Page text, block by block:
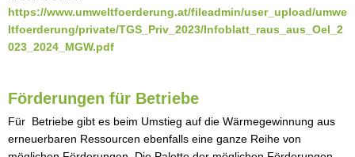
https://www.umweltfoerderung.at/fileadmin/user_upload/umwe
ltfoerderung/private/TGS_Priv_2023/Infoblatt_raus_aus_Oel_2
023_2024_MGW.pdf
Förderungen für Betriebe
Für Betriebe gibt es beim Umstieg auf die Wärmegewinnung aus
erneuerbaren Ressourcen ebenfalls eine ganze Reihe von